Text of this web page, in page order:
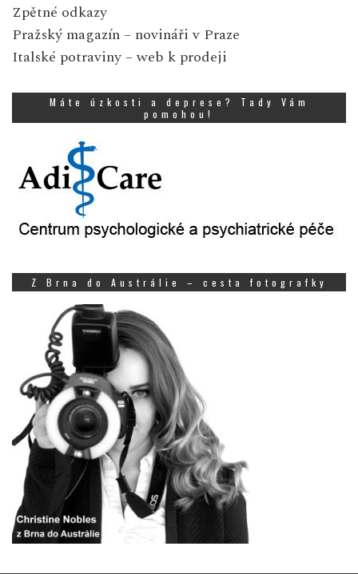
Zpětné odkazy
Pražský magazín – novináři v Praze
Italské potraviny – web k prodeji
Máte úzkosti a deprese? Tady Vám
pomohou!
Z Brna do Austrálie – cesta fotografky